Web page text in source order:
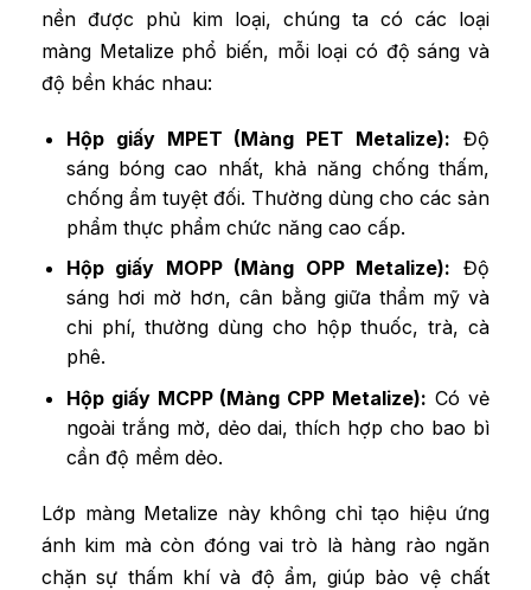
nền được phủ kim loại, chúng ta có các loại
màng Metalize phổ biến, mỗi loại có độ sáng và
độ bền khác nhau:
Hộp giấy MPET (Màng PET Metalize): Độ
sáng bóng cao nhất, khả năng chống thấm,
chống ẩm tuyệt đối. Thường dùng cho các sản
phẩm thực phẩm chức năng cao cấp.
Hộp giấy MOPP (Màng OPP Metalize): Độ
sáng hơi mờ hơn, cân bằng giữa thẩm mỹ và
chi phí, thường dùng cho hộp thuốc, trà, cà
phê.
Hộp giấy MCPP (Màng CPP Metalize): Có vẻ
ngoài trắng mờ, dẻo dai, thích hợp cho bao bì
cần độ mềm dẻo.
Lớp màng Metalize này không chỉ tạo hiệu ứng
ánh kim mà còn đóng vai trò là hàng rào ngăn
chặn sự thấm khí và độ ẩm, giúp bảo vệ chất